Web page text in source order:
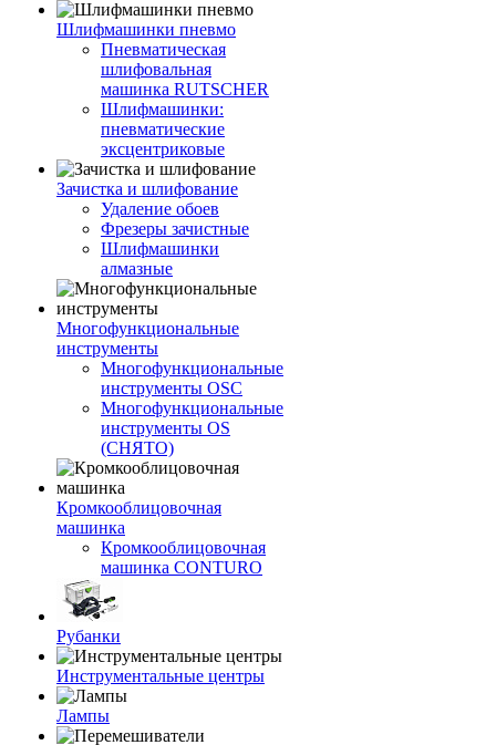
Шлифмашинки пневмо
Пневматическая
шлифовальная
машинка RUTSCHER
Шлифмашинки:
пневматические
эксцентриковые
Зачистка и шлифование
Удаление обоев
Фрезеры зачистные
Шлифмашинки
алмазные
Многофункциональные
инструменты
Многофункциональные
инструменты OSC
Многофункциональные
инструменты OS
(СНЯТО)
Кромкооблицовочная
машинка
Кромкооблицовочная
машинка CONTURO
Рубанки
Инструментальные центры
Лампы